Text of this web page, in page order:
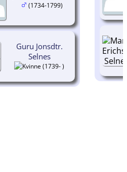
(1734-1799)
Guru Jonsdtr.
Selnes
(1739- )